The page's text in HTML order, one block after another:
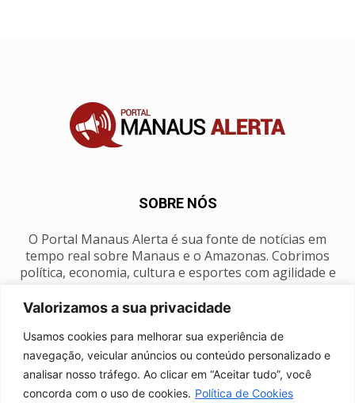
Valorizamos a sua privacidade
Usamos cookies para melhorar sua experiência de
navegação, veicular anúncios ou conteúdo personalizado e
analisar nosso tráfego. Ao clicar em “Aceitar tudo”, você
concorda com o uso de cookies. Política de Cookies
SOBRE NÓS
O Portal Manaus Alerta é sua fonte de notícias em
tempo real sobre Manaus e o Amazonas. Cobrimos
política, economia, cultura e esportes com agilidade e
SIGA-NOS